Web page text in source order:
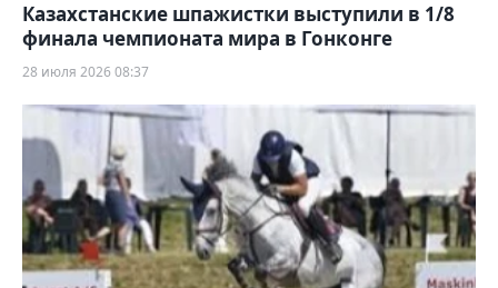
Казахстанские шпажистки выступили в 1/8
финала чемпионата мира в Гонконге
28 июля 2026 08:37